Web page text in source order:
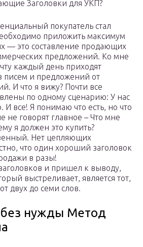
Заголовки для УКП?
покупатель стал
приложить максимум
— это составление продающих
предложений. Ко мне
каждый день приходят
писем и предложений от
И что я вижу? Почти все
по одному сценарию: У нас
И все! Я понимаю что есть, но что
не говорят главное – Что мне
я должен это купить?
Нет цепляющих
что один хороший заголовок
в разы!
и пришел к выводу,
выстреливает, является тот,
двух до семи слов.
нужды Метод